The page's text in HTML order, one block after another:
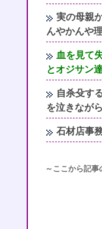
実の母親
んやかんや
血を見て
とオジサン
自杀殳す
を泣きなが
石材店事
～ここから記事